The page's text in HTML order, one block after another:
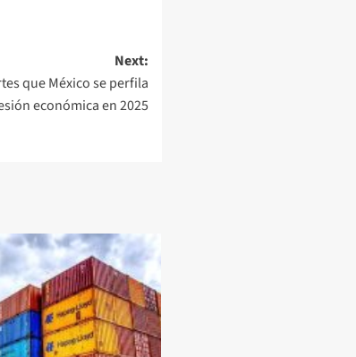
Next:
que México se perfila
económica en 2025